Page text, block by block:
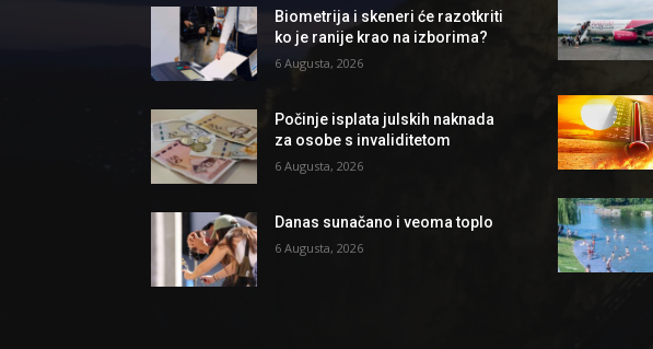
Biometrija i skeneri će razotkriti
ko je ranije krao na izborima?
6 Augusta, 2026
Počinje isplata julskih naknada
za osobe s invaliditetom
6 Augusta, 2026
Danas sunačano i veoma toplo
6 Augusta, 2026